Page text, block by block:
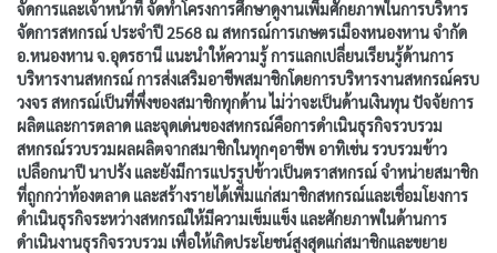
จัดการและเจ้าหน้าที่ จัดทำโครงการศึกษาดูงานเพิ่มศักยภาพในการบริหาร
จัดการสหกรณ์ ประจำปี 2568 ณ สหกรณ์การเกษตรเมืองหนองหาน จำกัด
อ.หนองหาน จ.อุดรธานี แนะนำให้ความรู้ การแลกเปลี่ยนเรียนรู้ด้านการ
บริหารงานสหกรณ์ การส่งเสริมอาชีพสมาชิกโดยการบริหารงานสหกรณ์ครบ
วงจร สหกรณ์เป็นที่พึ่งของสมาชิกทุกด้าน ไม่ว่าจะเป็นด้านเงินทุน ปัจจัยการ
ผลิตและการตลาด และจุดเด่นของสหกรณ์คือการดำเนินธุรกิจรวบรวม
สหกรณ์รวบรวมผลผลิตจากสมาชิกในทุกๆอาชีพ อาทิเช่น รวบรวมข้าว
เปลือกนาปี นาปรัง และยังมีการแปรรูปข้าวเป็นตราสหกรณ์ จำหน่ายสมาชิก
ที่ถูกกว่าท้องตลาด และสร้างรายได้เพิ่มแก่สมาชิกสหกรณ์และเชื่อมโยงการ
ดำเนินธุรกิจระหว่างสหกรณ์ให้มีความเข็มแข็ง และศักยภาพในด้านการ
ดำเนินงานธุรกิจรวบรวม เพื่อให้เกิดประโยชน์สูงสุดแก่สมาชิกและขยาย